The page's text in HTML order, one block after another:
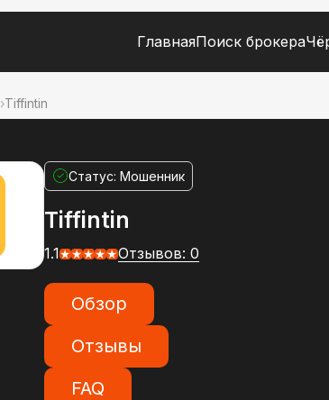
ГлавнаяПоиск брокера
›Tiffintin
Статус: Мошенник
Tiffintin
1.1 Отзывов: 0
Обзор
Отзывы
FAQ